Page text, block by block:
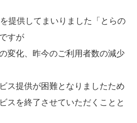
提供してまいりました「とらの
すが
変化、昨今のご利用者数の減少
ス提供が困難となりましたため
スを終了させていただくことと